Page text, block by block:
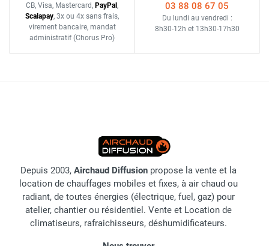
CB, Visa, Mastercard, PayPal ,
Scalapay, 3x ou 4x sans frais,
virement bancaire, mandat
administratif (Chorus Pro)
03 88 08 67 05
Du lundi au vendredi :
8h30-12h et 13h30-17h30
Depuis 2003, Airchaud Diffusion propose la vente et la
location de chauffages mobiles et fixes, à air chaud ou
radiant, de toutes énergies (électrique, fuel, gaz) pour
atelier, chantier ou résidentiel. Vente et Location de
climatiseurs, rafraichisseurs, déshumidificateurs.